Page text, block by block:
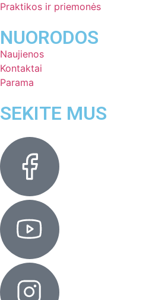
Praktikos ir priemonės
NUORODOS
Naujienos
Kontaktai
Parama
SEKITE MUS